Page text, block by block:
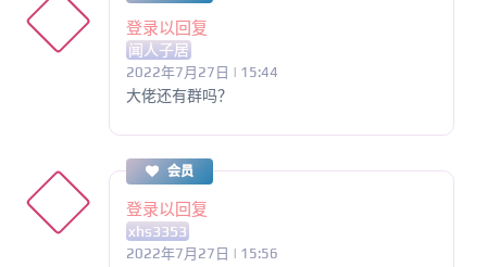
登录以回复
闻人子居
2022年7月27日 | 15:44
大佬还有群吗？
会员
登录以回复
xhs3353
2022年7月27日 | 15:56